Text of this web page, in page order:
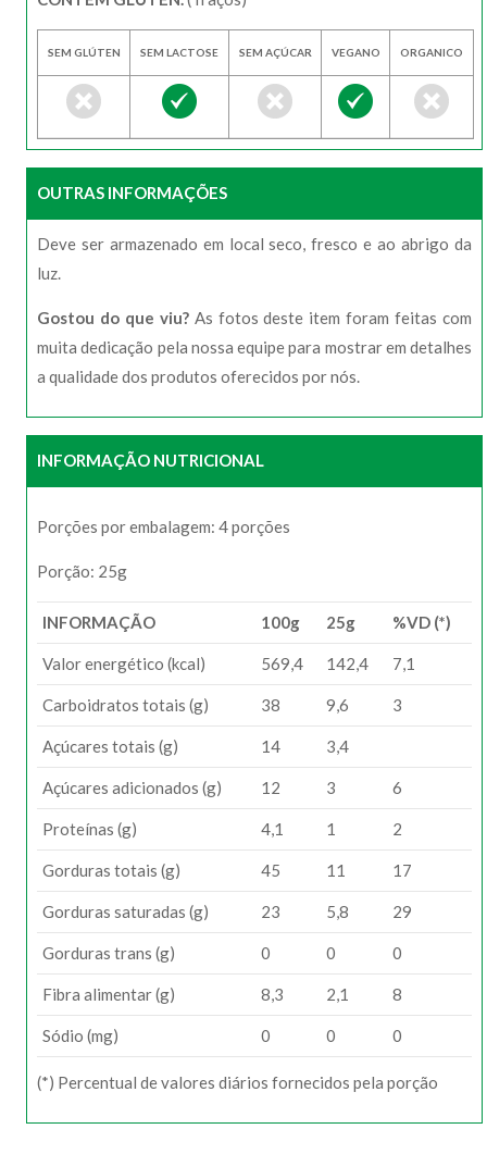
SEM GLÚTEN SEM LACTOSE SEM AÇÚCAR VEGANO ORGANICO
OUTRAS INFORMAÇÕES
Deve ser armazenado em local seco, fresco e ao abrigo da
luz.
Gostou do que viu?As fotos deste item foram feitas com
muita dedicação pela nossa equipe para mostrar em detalhes
a qualidade dos produtos oferecidos por nós.
INFORMAÇÃO NUTRICIONAL
Porções por embalagem: 4 porções
Porção: 25g
INFORMAÇÃO 100g 25g %VD (*)
Valor energético (kcal) 569,4 142,4 7,1
Carboidratos totais (g) 38 9,6 3
Açúcares totais (g) 14 3,4
Açúcares adicionados (g) 12 3 6
Proteínas (g) 4,1 1 2
Gorduras totais (g) 45 11 17
Gorduras saturadas (g) 23 5,8 29
Gorduras trans (g) 0 0 0
Fibra alimentar (g) 8,3 2,1 8
Sódio (mg) 0 0 0
(*) Percentual de valores diários fornecidos pela porção